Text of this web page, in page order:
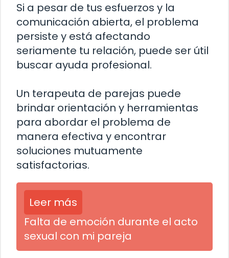
Si a pesar de tus esfuerzos y la
comunicación abierta, el problema
persiste y está afectando
seriamente tu relación, puede ser útil
buscar ayuda profesional.
Un terapeuta de parejas puede
brindar orientación y herramientas
para abordar el problema de
manera efectiva y encontrar
soluciones mutuamente
satisfactorias.
Leer más
Falta de emoción durante el acto
sexual con mi pareja